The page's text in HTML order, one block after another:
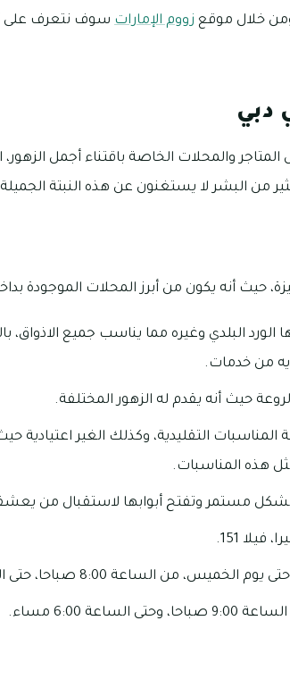
ومن خلال موقع زووم الإمارات سوف نتعرف على
دبي
والمحلات الخاصة باقتناء أجمل الزهور،
من البشر لا يستغنون عن هذه النبتة الجميلة
حيث أنه يكون من أبرز المحلات الموجودة
من خدمات.
حيث أنه يقدم له الزهور المختلفة.
التقليدية، وكذلك الغير اعتيادية
هذه المناسبات.
بشكل مستمر وتفتح أبوابها لاستقبال من
151.
8:00 صباحا، حتى الساعة 8:00 مساء.
6:00 مساء.